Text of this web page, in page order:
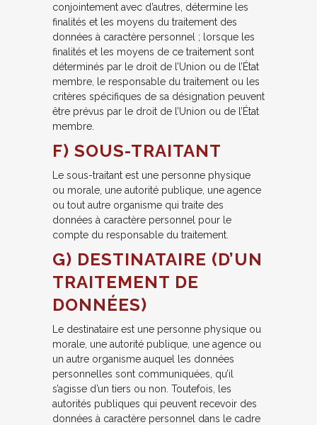
conjointement avec d’autres, détermine les
finalités et les moyens du traitement des
données à caractère personnel ; lorsque les
finalités et les moyens de ce traitement sont
déterminés par le droit de l’Union ou de l’État
membre, le responsable du traitement ou les
critères spécifiques de sa désignation peuvent
être prévus par le droit de l’Union ou de l’État
membre.
F) SOUS-TRAITANT
Le sous-traitant est une personne physique
ou morale, une autorité publique, une agence
ou tout autre organisme qui traite des
données à caractère personnel pour le
compte du responsable du traitement.
G) DESTINATAIRE (D’UN
TRAITEMENT DE
DONNÉES)
Le destinataire est une personne physique ou
morale, une autorité publique, une agence ou
un autre organisme auquel les données
personnelles sont communiquées, qu’il
s’agisse d’un tiers ou non. Toutefois, les
autorités publiques qui peuvent recevoir des
données à caractère personnel dans le cadre